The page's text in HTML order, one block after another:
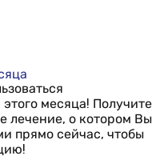
месяца! Получите
лечение, о котором Вы
прямо сейчас, чтобы